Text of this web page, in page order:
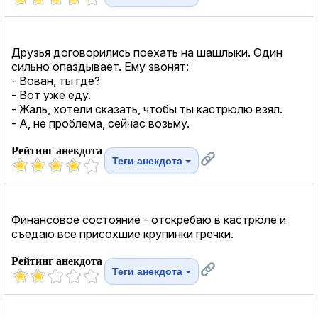
Друзья договорились поехать на шашлыки. Один
сильно опаздывает. Ему звонят:
- Вован, ты где?
- Вот уже еду.
- Жаль, хотели сказать, чтобы ты кастрюлю взял.
- А, не проблема, сейчас возьму.
Рейтинг анекдота
Теги анекдота
Финансовое состояние - отскребаю в кастрюле и
съедаю все присохшие крупинки гречки.
Рейтинг анекдота
Теги анекдота